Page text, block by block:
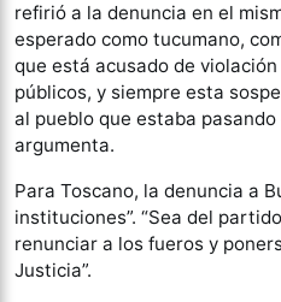
refirió a la denuncia en el
esperado como tucumano,
que está acusado de
públicos, y siempre esta
al pueblo que estaba pasando
argumenta.
Para Toscano, la denuncia a
instituciones”. “Sea del
renunciar a los fueros y
Justicia”.